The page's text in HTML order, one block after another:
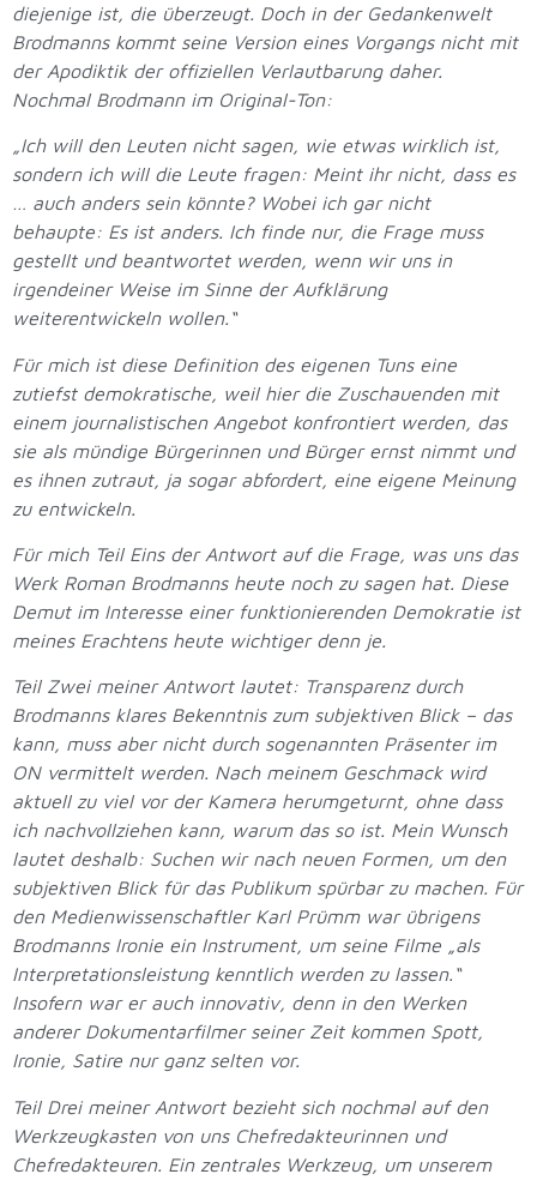
diejenige ist, die überzeugt. Doch in der Gedankenwelt
Brodmanns kommt seine Version eines Vorgangs nicht mit
der Apodiktik der offiziellen Verlautbarung daher.
Nochmal Brodmann im Original-Ton:
„Ich will den Leuten nicht sagen, wie etwas wirklich ist,
sondern ich will die Leute fragen: Meint ihr nicht, dass es
… auch anders sein könnte? Wobei ich gar nicht
behaupte: Es ist anders. Ich finde nur, die Frage muss
gestellt und beantwortet werden, wenn wir uns in
irgendeiner Weise im Sinne der Aufklärung
weiterentwickeln wollen.“
Für mich ist diese Definition des eigenen Tuns eine
zutiefst demokratische, weil hier die Zuschauenden mit
einem journalistischen Angebot konfrontiert werden, das
sie als mündige Bürgerinnen und Bürger ernst nimmt und
es ihnen zutraut, ja sogar abfordert, eine eigene Meinung
zu entwickeln.
Für mich Teil Eins der Antwort auf die Frage, was uns das
Werk Roman Brodmanns heute noch zu sagen hat. Diese
Demut im Interesse einer funktionierenden Demokratie ist
meines Erachtens heute wichtiger denn je.
Teil Zwei meiner Antwort lautet: Transparenz durch
Brodmanns klares Bekenntnis zum subjektiven Blick – das
kann, muss aber nicht durch sogenannten Präsenter im
ON vermittelt werden. Nach meinem Geschmack wird
aktuell zu viel vor der Kamera herumgeturnt, ohne dass
ich nachvollziehen kann, warum das so ist. Mein Wunsch
lautet deshalb: Suchen wir nach neuen Formen, um den
subjektiven Blick für das Publikum spürbar zu machen. Für
den Medienwissenschaftler Karl Prümm war übrigens
Brodmanns Ironie ein Instrument, um seine Filme „als
Interpretationsleistung kenntlich werden zu lassen.“
Insofern war er auch innovativ, denn in den Werken
anderer Dokumentarfilmer seiner Zeit kommen Spott,
Ironie, Satire nur ganz selten vor.
Teil Drei meiner Antwort bezieht sich nochmal auf den
Werkzeugkasten von uns Chefredakteurinnen und
Chefredakteuren. Ein zentrales Werkzeug, um unserem